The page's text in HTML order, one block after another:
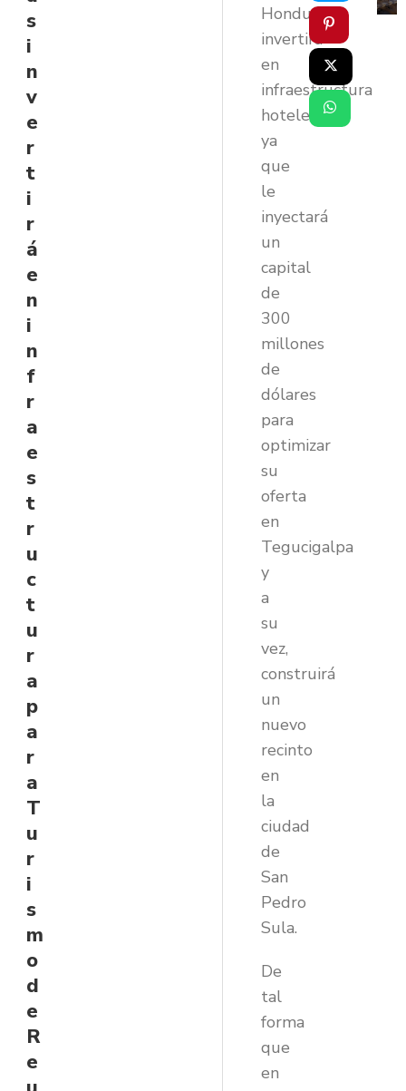
s
i
n
v
e
r
t
i
r
á
e
n
i
n
f
r
a
e
s
t
r
u
c
t
u
r
a
p
a
r
a
T
u
r
i
s
m
o
d
e
R
e
Honduras
invertirá
en
infraestructura
hotelera
ya
que
le
inyectará
un
capital
de
300
millones
de
dólares
para
optimizar
su
oferta
en
Tegucigalpa
y
a
su
vez,
construirá
un
nuevo
recinto
en
la
ciudad
de
San
Pedro
Sula.
De
tal
forma
que
en